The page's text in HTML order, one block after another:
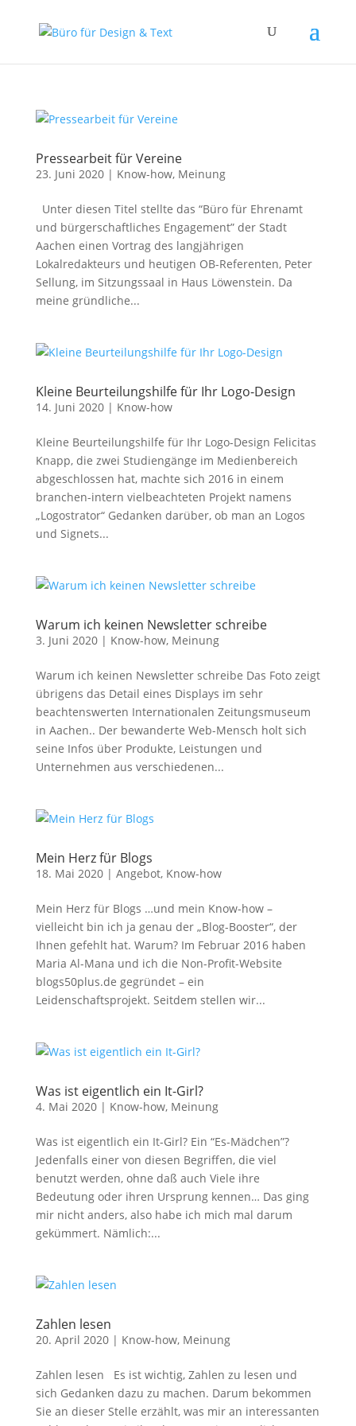
Pressearbeit für Vereine
23. Juni 2020| Know-how, Meinung
Unter diesen Titel stellte das “Büro für Ehrenamt
und bürgerschaftliches Engagement” der Stadt
Aachen einen Vortrag des langjährigen
Lokalredakteurs und heutigen OB-Referenten, Peter
Sellung, im Sitzungssaal in Haus Löwenstein. Da
meine gründliche...
Kleine Beurteilungshilfe für Ihr Logo-Design
14. Juni 2020| Know-how
Kleine Beurteilungshilfe für Ihr Logo-Design Felicitas
Knapp, die zwei Studiengänge im Medienbereich
abgeschlossen hat, machte sich 2016 in einem
branchen-intern vielbeachteten Projekt namens
„Logostrator“ Gedanken darüber, ob man an Logos
und Signets...
Warum ich keinen Newsletter schreibe
3. Juni 2020| Know-how, Meinung
Warum ich keinen Newsletter schreibe Das Foto zeigt
übrigens das Detail eines Displays im sehr
beachtenswerten Internationalen Zeitungsmuseum
in Aachen.. Der bewanderte Web-Mensch holt sich
seine Infos über Produkte, Leistungen und
Unternehmen aus verschiedenen...
Mein Herz für Blogs
18. Mai 2020| Angebot, Know-how
Mein Herz für Blogs …und mein Know-how –
vielleicht bin ich ja genau der „Blog-Booster“, der
Ihnen gefehlt hat. Warum? Im Februar 2016 haben
Maria Al-Mana und ich die Non-Profit-Website
blogs50plus.de gegründet – ein
Leidenschaftsprojekt. Seitdem stellen wir...
Was ist eigentlich ein It-Girl?
4. Mai 2020| Know-how, Meinung
Was ist eigentlich ein It-Girl? Ein “Es-Mädchen”?
Jedenfalls einer von diesen Begriffen, die viel
benutzt werden, ohne daß auch Viele ihre
Bedeutung oder ihren Ursprung kennen… Das ging
mir nicht anders, also habe ich mich mal darum
gekümmert. Nämlich:...
Zahlen lesen
20. April 2020| Know-how, Meinung
Zahlen lesen Es ist wichtig, Zahlen zu lesen und
sich Gedanken dazu zu machen. Darum bekommen
Sie an dieser Stelle erzählt, was mir an interessanten